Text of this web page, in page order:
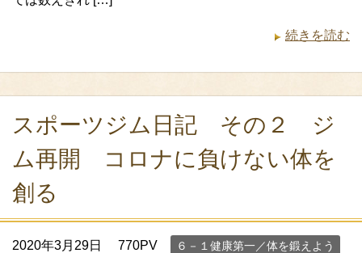
続きを読む
スポーツジム日記 その２ ジ
ム再開 コロナに負けない体を
創る
2020年3月29日 770PV ６－１健康第一／体を鍛えよう